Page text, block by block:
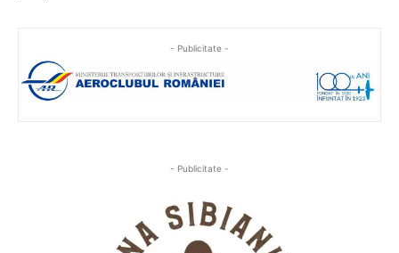
- Publicitate -
- Publicitate -